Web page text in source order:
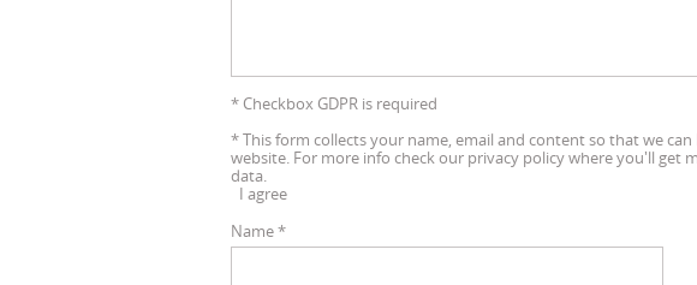
* Checkbox GDPR is required
*This form collects your name, email and content so that we
website. For more info check our privacy policy where you'll get
data.
I agree
Name*